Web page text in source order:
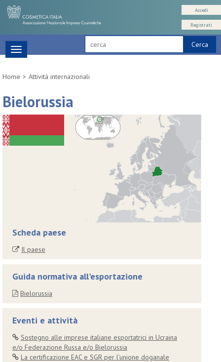
Cerca
Accedi
Registrati
Toggle
navigation
Home
Attività internazionali
Bielorussia
Scheda paese
Il paese
Guida normativa all'esportazione
Bielorussia
Eventi e attività
Sostegno alle imprese italiane esportatrici in Ucraina
e/o Federazione Russa e/o Bielorussia
La certificazione EAC e SGR per l’unione doganale